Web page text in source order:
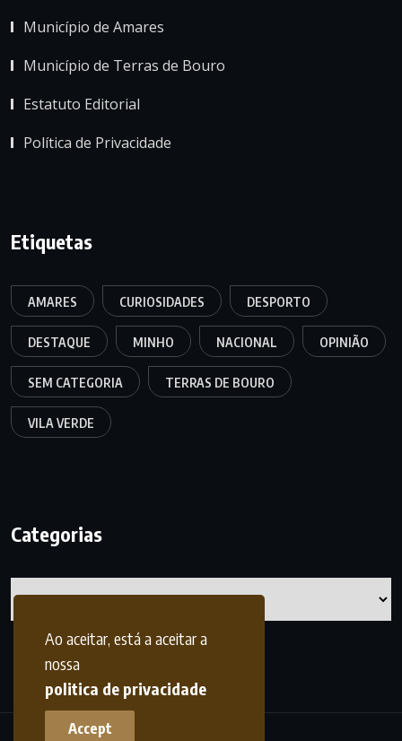
Ao aceitar, está a aceitar a
nossa
politica de privacidade
Accept
Município de Amares
Município de Terras de Bouro
Estatuto Editorial
Política de Privacidade
Etiquetas
AMARES CURIOSIDADES DESPORTO
DESTAQUE MINHO NACIONAL OPINIÃO
SEM CATEGORIA TERRAS DE BOURO
VILA VERDE
Categorias